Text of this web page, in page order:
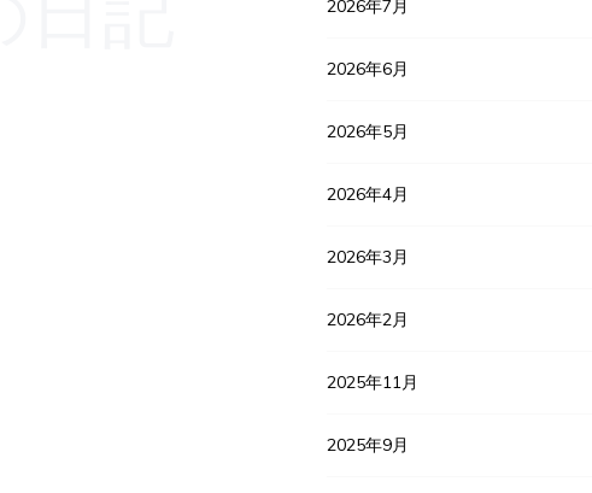
2026年7月
2026年6月
2026年5月
2026年4月
2026年3月
2026年2月
2025年11月
2025年9月